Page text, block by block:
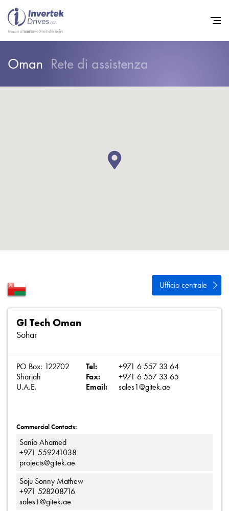
Oman Rete di assistenza
Ufficio centrale
GI Tech Oman
Sohar
PO Box: 122702
Sharjah
U.A.E.
Tel:
+971 6 557 33 64
Fax:
+971 6 557 33 65
Email:
sales1@gitek.ae
Commercial Contacts:
Sanio Ahamed
+971 559241038
projects@gitek.ae
Soju Sonny Mathew
+971 528208716
sales1@gitek.ae
Home
Convertitori di Frequenza -
Mappa del sito
iSource Accedere